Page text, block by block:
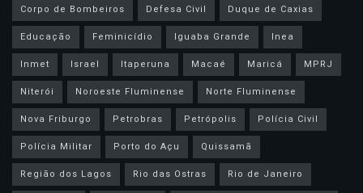
Corpo de Bombeiros
Defesa Civil
Duque de Caxias
Educação
Feminicídio Iguaba Grande
Inea
Inmet
Israel Itaperuna Macaé Maricá
MPRJ
Niterói
Noroeste Fluminense
Norte Fluminense
Nova Friburgo
Petrobras Petrópolis
Polícia Civil
Polícia Militar
Porto do Açu
Quissamã
Região dos Lagos
Rio das Ostras
Rio de Janeiro